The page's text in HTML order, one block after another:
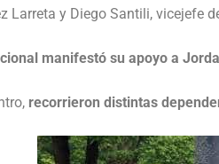
Larreta y Diego Santili, vicejefe
manifestó su apoyo a
recorrieron distintas